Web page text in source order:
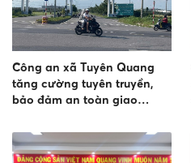
Công an xã Tuyên Quang
tăng cường tuyên truyền,
bảo đảm an toàn giao
công nhân tại Khu công
nghiệp